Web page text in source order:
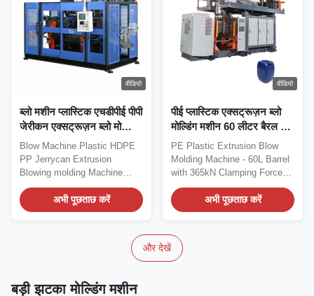
वीडियो
ब्लो मशीन प्लास्टिक एचडीपीई पीपी
जेरीकन एक्सट्रूज़न ब्लो मोल्डिंग
मशीन
Blow Machine Plastic HDPE
PP Jerrycan Extrusion
Blowing molding Machine
High Efficiency Automatic...
अभी पूछताछ करें
वीडियो
पीई प्लास्टिक एक्सट्रूज़न ब्लो
मोल्डिंग मशीन 60 लीटर बैरल पीई
बोतल ब्लो मशीन
PE Plastic Extrusion Blow
Molding Machine - 60L Barrel
with 365kN Clamping Force
Automatic HDPE...
अभी पूछताछ करें
और देखें
बड़ी झटका मोल्डिंग मशीन